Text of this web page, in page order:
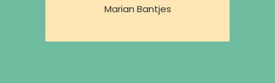
Marian Bantjes